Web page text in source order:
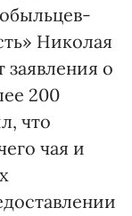
Николая
о
200
что
чая и